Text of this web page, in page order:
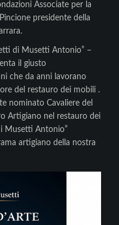
Associate per la
presidente della
di Musetti Antonio” –
il giusto
che da anni lavorano
del restauro dei mobili .
nominato Cavaliere del
Artigiano nel restauro dei
Musetti Antonio”
artigiano della nostra